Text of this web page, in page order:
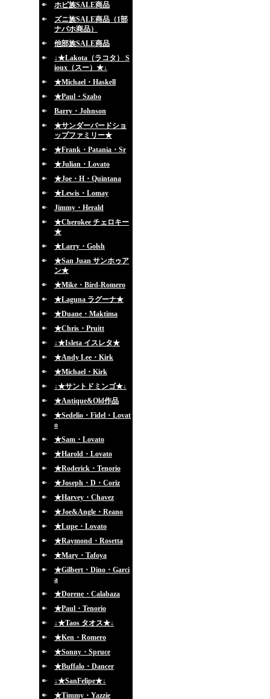
ホピ族SALE商品
ズニ族SALE商品（1部
ナバホ商品）
他部族SALE商品
↓★Lakota（ラコタ） S
ioux（スー）★↓
★Michael・Haskell
★Paul・Szabo
Barry・Johnson
★サンダーバードショ
ップファミリー★
★Frank・Patania・Sr
★Julian・Lovato
★Joe・H・Quintana
★Lewis・Lomay
Jimmy・Herald
★Cherokee チェロキー
★
★Larry・Golsh
★San Juan サンホゥア
ン★
★Mike・Bird-Romero
★Laguna ラグーナ★
★Duane・Maktima
★Chris・Pruitt
↓★Isleta イスレタ★
★Andy Lee・Kirk
★Michael・Kirk
↓★サントドミンゴ★↓
★Antique&Old作品
★Sedelio・Fidel・Lovat
o
★Sam・Lovato
★Harold・Lovato
★Roderick・Tenorio
★Joseph・D・Coriz
★Harvey・Chavez
★Joe&Angle・Reano
★Lupe・Lovato
★Raymond・Rosetta
★Mary・Tafoya
★Gilbert・Dino・Garci
a
★Dorene・Calabaza
★Paul・Tenorio
↓★Taos タオス★↓
★Ken・Romero
★Sonny・Spruce
★Buffalo・Dancer
↓★SanFelipe★↓
★Timmy・Yazzie